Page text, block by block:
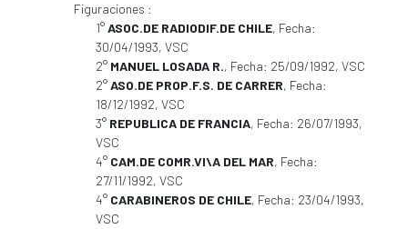
Figuraciones :
1°ASOC.DE RADIODIF.DE CHILE, Fecha:
30/04/1993, VSC
2° MANUEL LOSADA R., Fecha: 25/09/1992, VSC
2°ASO.DE PROP.F.S. DE CARRER, Fecha:
18/12/1992, VSC
3° REPUBLICA DE FRANCIA, Fecha: 26/07/1993,
VSC
4° CAM.DE COMR.VI\A DEL MAR, Fecha:
27/11/1992, VSC
4° CARABINEROS DE CHILE, Fecha: 23/04/1993,
VSC